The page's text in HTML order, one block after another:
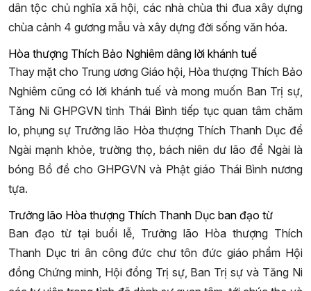
dân tộc chủ nghĩa xã hội, các nhà chùa thi đua xây dựng
chùa cảnh 4 gương mẫu và xây dựng đời sống văn hóa.
Hòa thượng Thích Bảo Nghiêm dâng lời khánh tuế
Thay mặt cho Trung ương Giáo hội, Hòa thượng Thích Bảo
Nghiêm cũng có lời khánh tuế và mong muốn Ban Trị sự,
Tăng Ni GHPGVN tỉnh Thái Bình tiếp tục quan tâm chăm
lo, phụng sự Trưởng lão Hòa thượng Thích Thanh Dục để
Ngài mạnh khỏe, trường thọ, bách niên dư lão để Ngài là
bóng Bồ đề cho GHPGVN và Phật giáo Thái Bình nương
tựa.
Trưởng lão Hòa thượng Thích Thanh Dục ban đạo từ
Ban đạo từ tại buổi lễ, Trưởng lão Hòa thượng Thích
Thanh Dục tri ân công đức chư tôn đức giáo phẩm Hội
đồng Chứng minh, Hội đồng Trị sự, Ban Trị sự và Tăng Ni